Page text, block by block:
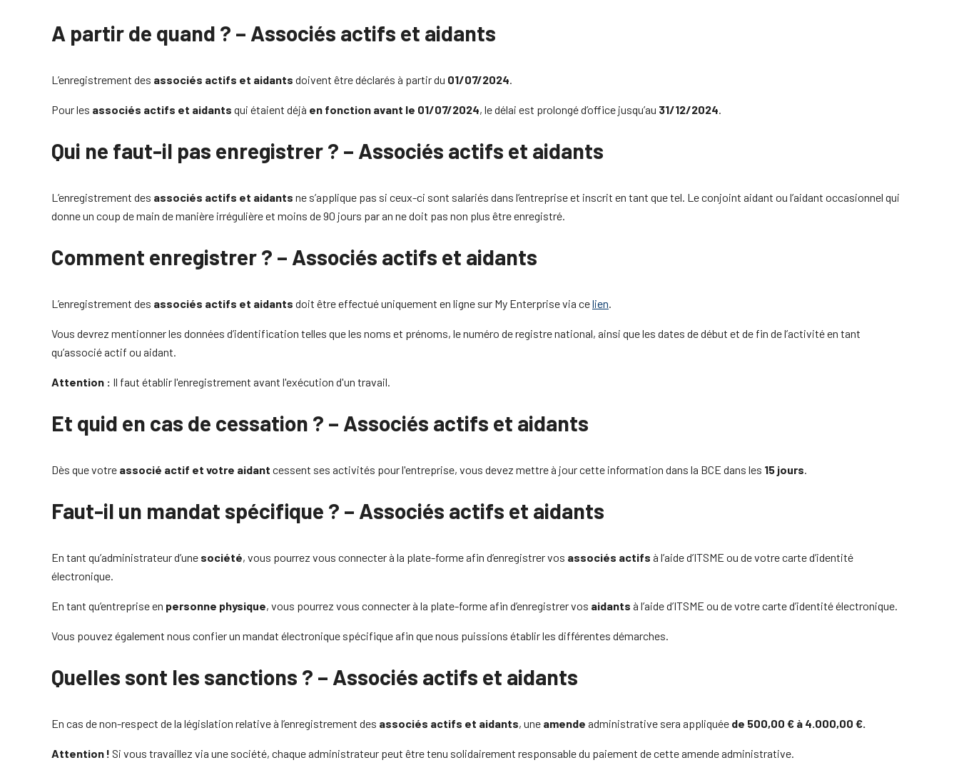
A partir de quand ? – Associés actifs et aidants
L’enregistrement des associés actifs et aidants doivent être déclarés à partir du 01/07/2024.
Pour les associés actifs et aidants qui étaient déjà en fonction avant le 01/07/2024, le délai est prolongé d’office jusqu’au 31/12/2024.
Qui ne faut-il pas enregistrer ? – Associés actifs et aidants
L’enregistrement des associés actifs et aidants ne s’applique pas si ceux-ci sont salariés dans l’entreprise et inscrit en tant que tel. Le conjoint aidant ou l’aidant occasionnel qui
donne un coup de main de manière irrégulière et moins de 90 jours par an ne doit pas non plus être enregistré.
Comment enregistrer ? – Associés actifs et aidants
L’enregistrement des associés actifs et aidants doit être effectué uniquement en ligne sur My Enterprise via celien.
Vous devrez mentionner les données d’identification telles que les noms et prénoms, le numéro de registre national, ainsi que les dates de début et de fin de l’activité en tant
qu’associé actif ou aidant.
Attention : Il faut établir l'enregistrement avant l'exécution d'un travail.
Et quid en cas de cessation ? – Associés actifs et aidants
Dès que votre associé actif et votre aidant cessent ses activités pour l'entreprise, vous devez mettre à jour cette information dans la BCE dans les 15 jours.
Faut-il un mandat spécifique ? – Associés actifs et aidants
En tant qu’administrateur d’une société, vous pourrez vous connecter à la plate-forme afin d’enregistrer vos associés actifs à l’aide d’ITSME ou de votre carte d’identité
électronique.
En tant qu’entreprise en personne physique, vous pourrez vous connecter à la plate-forme afin d’enregistrer vos aidants à l’aide d’ITSME ou de votre carte d’identité électronique.
Vous pouvez également nous confier un mandat électronique spécifique afin que nous puissions établir les différentes démarches.
Quelles sont les sanctions ? – Associés actifs et aidants
En cas de non-respect de la législation relative à l’enregistrement des associés actifs et aidants, une amende administrative sera appliquée de 500,00 € à 4.000,00 €.
Attention ! Si vous travaillez via une société, chaque administrateur peut être tenu solidairement responsable du paiement de cette amende administrative.